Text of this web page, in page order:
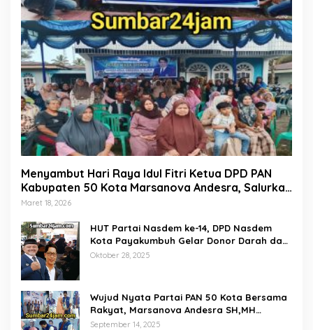
Menyambut Hari Raya Idul Fitri Ketua DPD PAN
Kabupaten 50 Kota Marsanova Andesra, Salurkan
Empat Ton Bantuan Beras Untuk Masyarakat
Maret 18, 2026
HUT Partai Nasdem ke-14, DPD Nasdem
Kota Payakumbuh Gelar Donor Darah dan
Pemeriksaan Kesehatan Gratis
Oktober 28, 2025
Wujud Nyata Partai PAN 50 Kota Bersama
Rakyat, Marsanova Andesra SH,MH
Salurkan 600 Karung Beras Untuk
September 14, 2025